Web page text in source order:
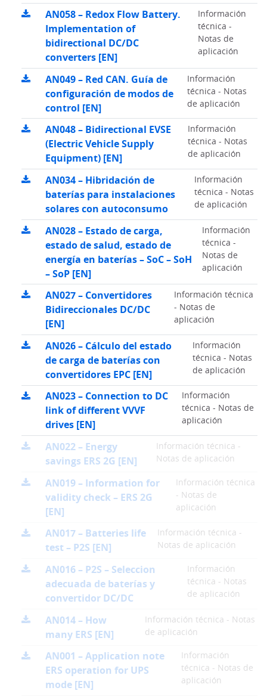
AN058 – Redox Flow Battery.
Implementation of
bidirectional DC/DC
converters [EN]
Información
técnica -
Notas de
aplicación
AN049 – Red CAN. Guía de
configuración de modos de
control [EN]
Información
técnica - Notas
de aplicación
AN048 – Bidirectional EVSE
(Electric Vehicle Supply
Equipment) [EN]
Información
técnica - Notas
de aplicación
AN034 – Hibridación de
baterías para instalaciones
solares con autoconsumo
Información
técnica - Notas
de aplicación
AN028 – Estado de carga,
estado de salud, estado de
energía en baterías – SoC – SoH
– SoP [EN]
Información
técnica -
Notas de
aplicación
AN027 – Convertidores
Bidireccionales DC/DC
[EN]
Información técnica
- Notas de
aplicación
AN026 – Cálculo del estado
de carga de baterías con
convertidores EPC [EN]
Información
técnica - Notas
de aplicación
AN023 – Connection to DC
link of different VVVF
drives [EN]
Información
técnica - Notas de
aplicación
AN022 – Energy
savings ERS 2G [EN]
Información técnica -
Notas de aplicación
AN019 – Information for
validity check – ERS 2G
[EN]
Información técnica
- Notas de
aplicación
AN017 – Batteries life
test – P2S [EN]
Información técnica -
Notas de aplicación
AN016 – P2S – Seleccion
adecuada de baterías y
convertidor DC/DC
Información
técnica - Notas
de aplicación
AN014 – How
many ERS [EN]
Información técnica - Notas
de aplicación
AN001 – Application note
ERS operation for UPS
mode [EN]
Información
técnica - Notas de
aplicación